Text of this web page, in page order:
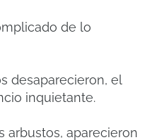
de lo
desaparecieron, el
inquietante.
arbustos, aparecieron